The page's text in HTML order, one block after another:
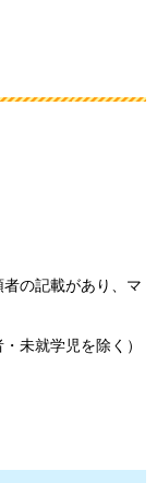
の記載があり、マ
未就学児を除く）